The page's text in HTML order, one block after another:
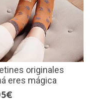
originales
eres mágica